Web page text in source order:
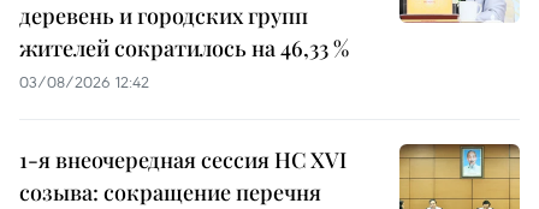
деревень и городских групп
жителей сократилось на 46,33 %
03/08/2026 12:42
1-я внеочередная сессия НС XVI
созыва: сокращение перечня